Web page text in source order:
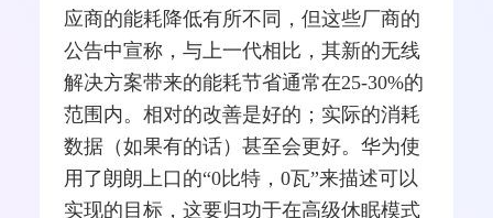
应商的能耗降低有所不同，但这些厂商的
公告中宣称，与上一代相比，其新的无线
解决方案带来的能耗节省通常在25-30%的
范围内。相对的改善是好的；实际的消耗
数据（如果有的话）甚至会更好。华为使
用了朗朗上口的“0比特，0瓦”来描述可以
实现的目标，这要归功于在高级休眠模式